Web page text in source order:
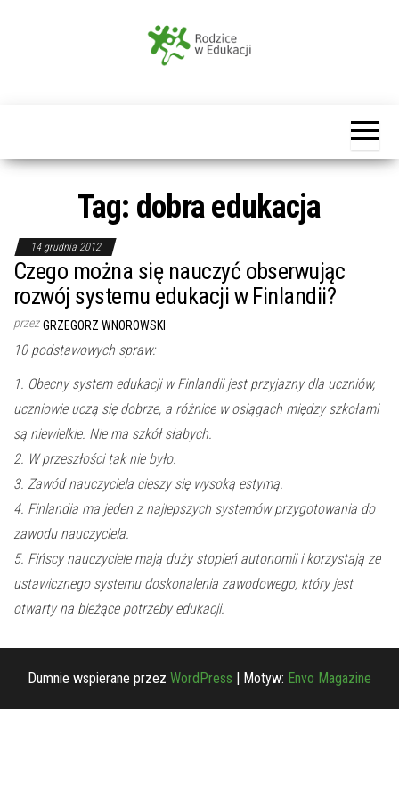
Tag: dobra edukacja
14 grudnia 2012
Czego można się nauczyć obserwując
rozwój systemu edukacji w Finlandii?
przez GRZEGORZ WNOROWSKI
10 podstawowych spraw:
1. Obecny system edukacji w Finlandii jest przyjazny dla uczniów,
uczniowie uczą się dobrze, a różnice w osiągach między szkołami
są niewielkie. Nie ma szkół słabych.
2. W przeszłości tak nie było.
3. Zawód nauczyciela cieszy się wysoką estymą.
4. Finlandia ma jeden z najlepszych systemów przygotowania do
zawodu nauczyciela.
5. Fińscy nauczyciele mają duży stopień autonomii i korzystają ze
ustawicznego systemu doskonalenia zawodowego, który jest
otwarty na bieżące potrzeby edukacji.
Dumnie wspierane przez WordPress | Motyw: Envo Magazine